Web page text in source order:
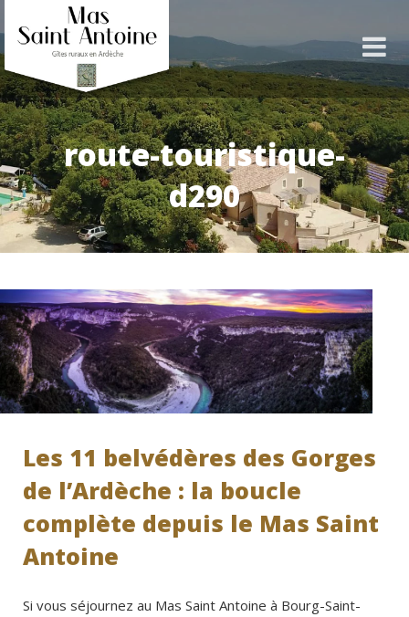
route-touristique-
d290
Les 11 belvédères des Gorges
de l’Ardèche : la boucle
complète depuis le Mas Saint
Antoine
Si vous séjournez au Mas Saint Antoine à Bourg-Saint-